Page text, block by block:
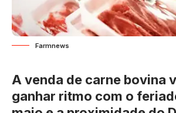
Farmnews
A venda de carne bovina
ganhar ritmo com o